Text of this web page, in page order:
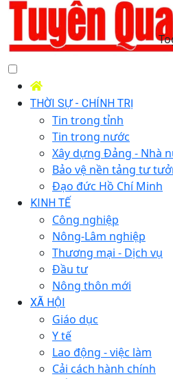
THỜI SỰ - CHÍNH TRỊ
Tin trong tỉnh
Tin trong nước
Xây dựng Đảng - Nhà
Bảo vệ nền tảng tư
Đạo đức Hồ Chí Minh
KINH TẾ
Công nghiệp
Nông-Lâm nghiệp
Thương mại - Dịch vụ
Đầu tư
Nông thôn mới
XÃ HỘI
Giáo dục
Y tế
Lao động - việc làm
Cải cách hành chính